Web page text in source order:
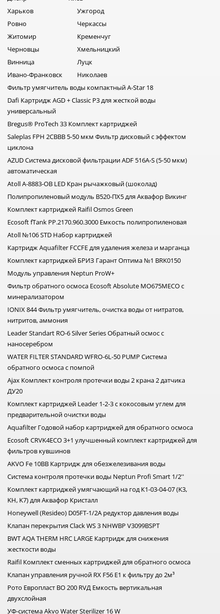
ЦЕЛЬ ОЧИСТКИ
важно определить, какой результат нужен:
получение безопасной питьевой воды;
комплексная очистка воды для всего дома;
удаление запаха хлора или сероводорода;
умягчение воды;
снижение содержания железа, нитратов или солей.
Правильно подобранная система обеспечивает не только
чистую воду, но и продлевает срок службы сантехники и
техники.
КАК ПОНЯТЬ, КАКОЙ ФИЛЬТР ДЛЯ ВОДЫ ВАМ НУЖЕН
Выбор системы очистки зависит от качества воды и задач,
которые нужно решить.
Даже прозрачная вода может содержать железо, соли
жесткости, бактерии, тяжелые металлы и другие
желательно выполнить анализ воды. А подобрать систему
фильтрации помогут наши специалисты.
КАКИЕ БЫВАЮТ ФИЛЬТРЫ ДЛЯ ВОДЫ
СИСТЕМЫ ОБРАТНОГО ОСМОСА
Обратный осмос - один из самых эффективных способов
очистки питьевой воды. Такие системы удаляют:
нитраты;
тяжелые металлы;
хлор;
неприятные запахи и привкус.
Системы обратного осмоса подходят для квартиры, дома,
офиса, кафе и других объектов, где важна качественная
питьевая вода.
МАГИСТРАЛЬНЫЕ ФИЛЬТРЫ
Магистральные фильтры устанавливаются на входе воды в
дом или квартиру и очищают весь поток воды.
Они помогают удалить:
песок;
ржавчину;
механические частицы;
хлор.
Такие системы помогают защитить сантехнику, бойлеры,
стиральные и посудомоечные машины.
УМЯГЧИТЕЛИ ВОДЫ
Жесткая вода становится причиной накипи, белого налета
и быстрого износа техники. Умягчители воды помогают
снизить содержание солей жесткости и делают воду более
Умягчители особенно актуальны:
Харьков
Ровно
Житомир
Черновцы
Винница
Ивано-Франковск
Ужгород
Черкассы
Кременчуг
Хмельницкий
Луцк
Николаев
Фильтр умягчитель воды компактный A-Star 18
Dafi Картридж AGD + Classic P3 для жесткой воды
универсальный
Bregus® ProTech 33 Комплект картриджей
Saleplas FPH 2CBBB 5-50 мкм Фильтр дисковый с эффектом
циклона
AZUD Система дисковой фильтрации ADF 516A-S (5-50 мкм)
автоматическая
Atoll A-8883-OB LED Кран рычажковый (шоколад)
Полипропиленовый модуль В520-ПХ5 для Аквафор Викинг
Комплект картриджей Raifil Osmos Green
Ecosoft fTank PP.2170.960.3000 Емкость полипропиленовая
Аtoll №106 STD Набор картриджей
Картридж Aquafilter FCCFE для удаления железа и марганца
Комплект картриджей БРИЗ Гарант Оптима №1 BRK0150
Модуль управления Neptun ProW+
Фильтр обратного осмоса Ecosoft Absolute MO675MECO с
минерализатором
IONIX 844 Фильтр умягчитель, очистка воды от нитратов,
нитритов, аммония
Leader Standart RO-6 Silver Series Обратный осмос с
наносеребром
WATER FILTER STANDARD WFRO-6L-50 PUMP Система
обратного осмоса с помпой
Ajax Комплект контроля протечки воды 2 крана 2 датчика
ДУ20
Комплект картриджей Leader 1-2-3 с кокосовым углем для
предварительной очистки воды
Aquafilter Годовой набор картриджей для обратного осмоса
Ecosoft CRVK4ECO 3+1 улучшенный комплект картриджей для
фильтров кувшинов
AKVO Fe 10ВВ Картридж для обезжелезивания воды
Система контроля протечки воды Neptun Profi Smart 1/2''
Комплект картриджей умягчающий на год К1-03-04-07 (K3,
KH, K7) для Аквафор Кристалл
Honeywell (Resideo) D05FT-1/2A редуктор давления воды
Клапан перекрытия Clack WS 3 NHWBP V3099BSPT
BWT AQA THERM HRC LARGE Картридж для снижения
жесткости воды
Raifil Комплект сменных картриджей для обратного осмоса
Клапан управления ручной RX F56 E1 к фильтру до 2м³
Рото Европласт ВО 200 RVД Емкость вертикальная
двухслойная
УФ-система Akvo Water Sterilizer 16 W